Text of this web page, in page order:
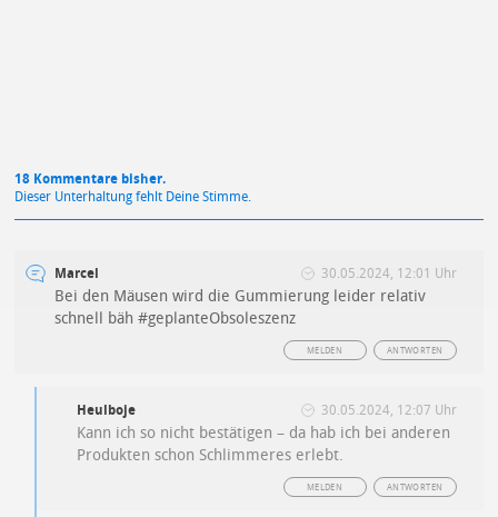
18 Kommentare bisher.
Dieser Unterhaltung fehlt Deine Stimme.
Marcel 30.05.2024, 12:01 Uhr
Bei den Mäusen wird die Gummierung leider relativ
schnell bäh #geplanteObsoleszenz
ANTWORTEN
MELDEN
Heulboje 30.05.2024, 12:07 Uhr
Kann ich so nicht bestätigen – da hab ich bei anderen
Produkten schon Schlimmeres erlebt.
ANTWORTEN
MELDEN